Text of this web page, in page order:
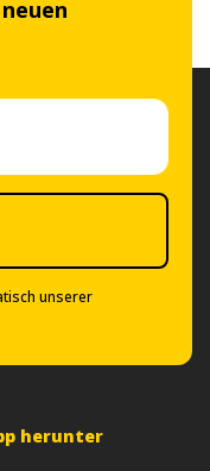
unserer
herunter